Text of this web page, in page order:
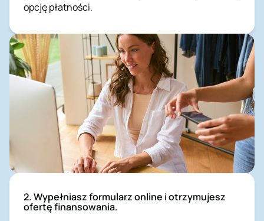
opcję płatności.
2. Wypełniasz formularz online i otrzymujesz
ofertę finansowania.